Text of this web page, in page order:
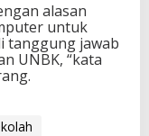
alasan
untuk
tanggung jawab
UNBK, “kata